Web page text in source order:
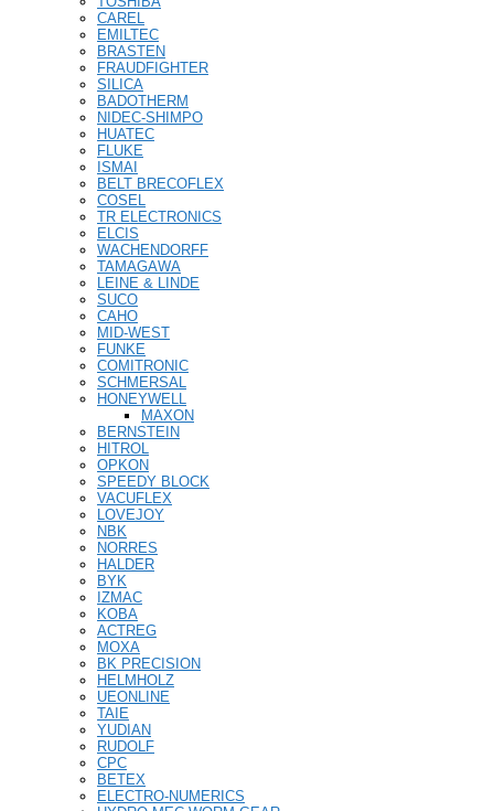
CAREL
EMILTEC
BRASTEN
FRAUDFIGHTER
SILICA
BADOTHERM
NIDEC-SHIMPO
HUATEC
FLUKE
ISMAI
BELT BRECOFLEX
COSEL
TR ELECTRONICS
ELCIS
WACHENDORFF
TAMAGAWA
LEINE & LINDE
SUCO
CAHO
MID-WEST
FUNKE
COMITRONIC
SCHMERSAL
HONEYWELL
MAXON
BERNSTEIN
HITROL
OPKON
SPEEDY BLOCK
VACUFLEX
LOVEJOY
NBK
NORRES
HALDER
BYK
IZMAC
KOBA
ACTREG
MOXA
BK PRECISION
HELMHOLZ
UEONLINE
TAIE
YUDIAN
RUDOLF
CPC
BETEX
ELECTRO-NUMERICS